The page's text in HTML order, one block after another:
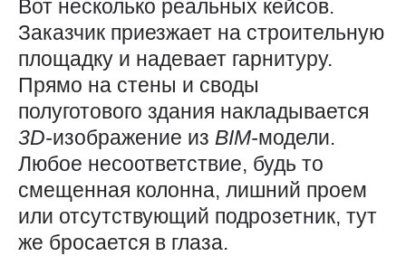
Вот несколько реальных кейсов.
Заказчик приезжает на строительную
площадку и надевает гарнитуру.
Прямо на стены и своды
полуготового здания накладывается
3D-изображение из BIM-модели.
Любое несоответствие, будь то
смещенная колонна, лишний проем
или отсутствующий подрозетник, тут
же бросается в глаза.